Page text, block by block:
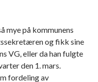
mye på kommunens
og fikk sine
VG, eller da han fulgte
den 1. mars.
fordeling av